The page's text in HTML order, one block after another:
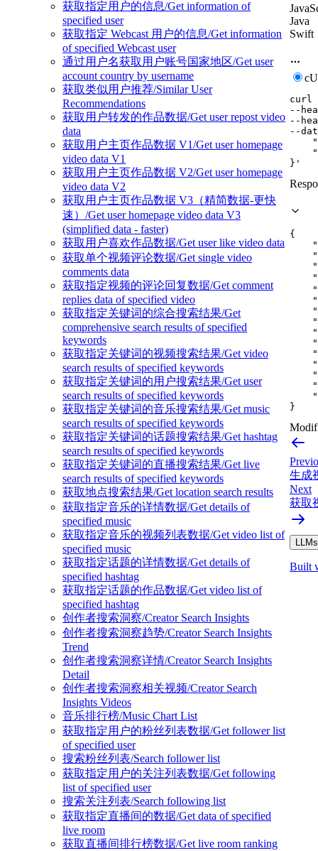
获取指定用户的信息/Get information of
specified user
获取指定 Webcast 用户的信息/Get information
of specified Webcast user
通过用户名获取用户账号国家地区/Get user
account country by username
获取类似用户推荐/Similar User
Recommendations
获取用户转发的作品数据/Get user repost video
data
获取用户主页作品数据 V1/Get user homepage
video data V1
获取用户主页作品数据 V2/Get user homepage
video data V2
获取用户主页作品数据 V3（精简数据-更快
速）/Get user homepage video data V3
(simplified data - faster)
获取用户喜欢作品数据/Get user like video data
获取单个视频评论数据/Get single video
comments data
获取指定视频的评论回复数据/Get comment
replies data of specified video
获取指定关键词的综合搜索结果/Get
comprehensive search results of specified
keywords
获取指定关键词的视频搜索结果/Get video
search results of specified keywords
获取指定关键词的用户搜索结果/Get user
search results of specified keywords
获取指定关键词的音乐搜索结果/Get music
search results of specified keywords
获取指定关键词的话题搜索结果/Get hashtag
search results of specified keywords
获取指定关键词的直播搜索结果/Get live
search results of specified keywords
获取地点搜索结果/Get location search results
获取指定音乐的详情数据/Get details of
specified music
获取指定音乐的视频列表数据/Get video list of
specified music
获取指定话题的详情数据/Get details of
specified hashtag
获取指定话题的作品数据/Get video list of
specified hashtag
创作者搜索洞察/Creator Search Insights
创作者搜索洞察趋势/Creator Search Insights
Trend
创作者搜索洞察详情/Creator Search Insights
Detail
创作者搜索洞察相关视频/Creator Search
Insights Videos
音乐排行榜/Music Chart List
获取指定用户的粉丝列表数据/Get follower list
of specified user
搜索粉丝列表/Search follower list
获取指定用户的关注列表数据/Get following
list of specified user
搜索关注列表/Search following list
获取指定直播间的数据/Get data of specified
live room
获取直播间排行榜数据/Get live room ranking
Java
Swift
curl
--
--
--
}'
{
}
生成
Next
获取
Built